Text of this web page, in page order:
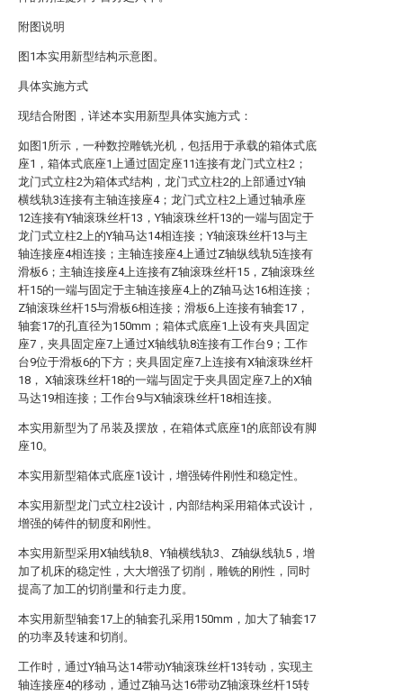
附图说明
图1本实用新型结构示意图。
具体实施方式
现结合附图，详述本实用新型具体实施方式：
如图1所示，一种数控雕铣光机，包括用于承载的箱体式底
座1，箱体式底座1上通过固定座11连接有龙门式立柱2；
龙门式立柱2为箱体式结构，龙门式立柱2的上部通过Y轴
横线轨3连接有主轴连接座4；龙门式立柱2上通过轴承座
12连接有Y轴滚珠丝杆13，Y轴滚珠丝杆13的一端与固定于
龙门式立柱2上的Y轴马达14相连接；Y轴滚珠丝杆13与主
轴连接座4相连接；主轴连接座4上通过Z轴纵线轨5连接有
滑板6；主轴连接座4上连接有Z轴滚珠丝杆15，Z轴滚珠丝
杆15的一端与固定于主轴连接座4上的Z轴马达16相连接；
Z轴滚珠丝杆15与滑板6相连接；滑板6上连接有轴套17，
轴套17的孔直径为150mm；箱体式底座1上设有夹具固定
座7，夹具固定座7上通过X轴线轨8连接有工作台9；工作
台9位于滑板6的下方；夹具固定座7上连接有X轴滚珠丝杆
18， X轴滚珠丝杆18的一端与固定于夹具固定座7上的X轴
马达19相连接；工作台9与X轴滚珠丝杆18相连接。
本实用新型为了吊装及摆放，在箱体式底座1的底部设有脚
座10。
本实用新型箱体式底座1设计，增强铸件刚性和稳定性。
本实用新型龙门式立柱2设计，内部结构采用箱体式设计，
增强的铸件的韧度和刚性。
本实用新型采用X轴线轨8、Y轴横线轨3、Z轴纵线轨5，增
加了机床的稳定性，大大增强了切削，雕铣的刚性，同时
提高了加工的切削量和行走力度。
本实用新型轴套17上的轴套孔采用150mm，加大了轴套17
的功率及转速和切削。
工作时，通过Y轴马达14带动Y轴滚珠丝杆13转动，实现主
轴连接座4的移动，通过Z轴马达16带动Z轴滚珠丝杆15转